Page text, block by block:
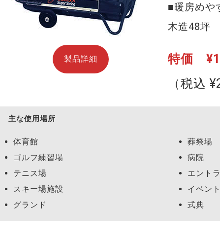
製品詳細
■暖房めや
木造48坪
特価
（税込
主な使用場所
体育館
ゴルフ練習場
テニス場
スキー場施設
グランド
葬祭場
病院
エント
イベン
式典